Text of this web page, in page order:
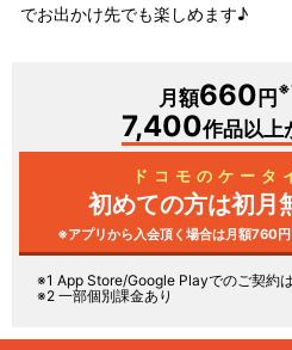
でお出かけ先でも楽しめます♪
月額660円
7,400作品以上
ドコモのケータ
初めての方は初月
※アプリから入会頂く場合は月額760円
※1 App Store/Google Playでのご契約
※2 一部個別課金あり